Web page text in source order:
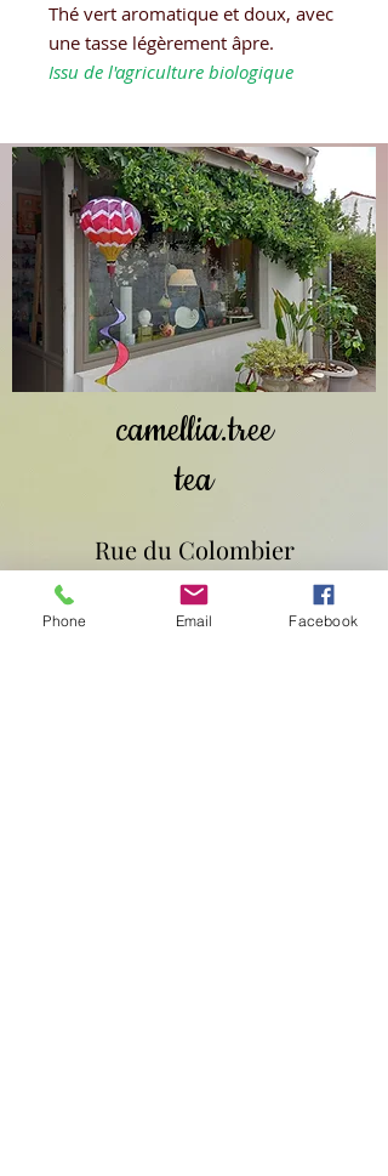
Thé vert aromatique et doux, avec
une tasse légèrement âpre.
Issu de l'agriculture biologique
camellia.tree
tea
Rue du Colombier
17540 SAINT-SAUVEUR D'AUNIS
Phone Email Facebook